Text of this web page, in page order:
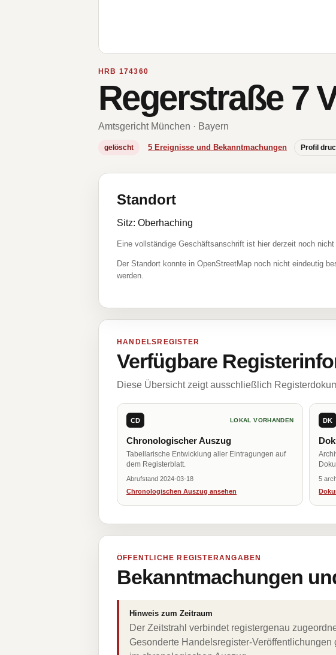
HRB 174360
Regerstraße 7
Amtsgericht München · Bayern
gelöscht 5 Ereignisse und Bekanntmachungen Profil
Standort
Sitz: Oberhaching
Eine vollständige Geschäftsanschrift ist hier derzeit noch nicht
Der Standort konnte in OpenStreetMap noch nicht eindeutig
werden.
HANDELSREGISTER
Verfügbare
Diese Übersicht zeigt ausschließlich
CD LOKAL VORHANDEN
Chronologischer Auszug
Tabellarische Entwicklung aller Eintragungen auf
dem Registerblatt.
Abrufstand 2024-03-18
Chronologischen Auszug ansehen
DK
5
ÖFFENTLICHE REGISTERANGABEN
Bekanntmachungen
Hinweis zum Zeitraum
Der Zeitstrahl verbindet registergenau
Gesonderte Handelsregister-